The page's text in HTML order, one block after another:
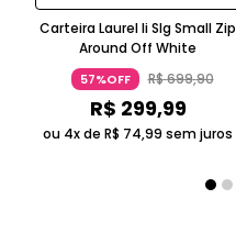
Carteira Laurel Ii Slg Small Zip
Around Off White
57%OFF R$699,90
R$ 299,99
ou 4x de R$ 74,99 sem juros